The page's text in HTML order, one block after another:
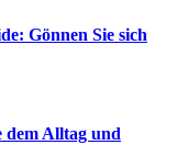
Gönnen Sie sich
dem Alltag und